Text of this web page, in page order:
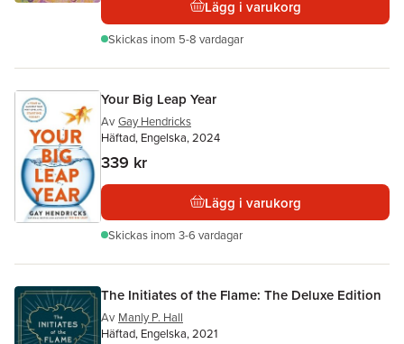
Lägg i varukorg
Skickas inom 5-8 vardagar
Your Big Leap Year
Av Gay Hendricks
Häftad, Engelska, 2024
339 kr
Lägg i varukorg
Skickas inom 3-6 vardagar
The Initiates of the Flame: The Deluxe Edition
Av Manly P. Hall
Häftad, Engelska, 2021